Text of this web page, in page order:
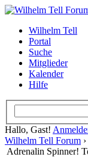
Wilhelm Tell
Portal
Suche
Mitglieder
Kalender
Hilfe
Hallo, Gast!
Wilhelm Tell Forum ›
Adrenalin Spinner!